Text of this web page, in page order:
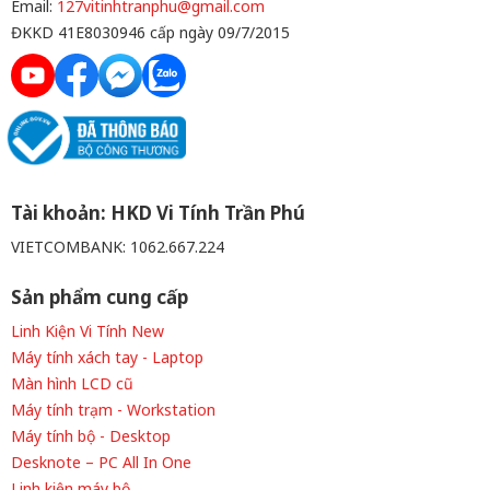
Audio Line out5 4 USB 3.0
ports - Downstream (4 at the
back) 2 USB 3.0 port -
Upstream Có sẵn USB 3.0 Hi-
Speed Hub (with 2 USB
upstream port and 4 USB
downstream ports) Loa
Speakers (9W x 2= 18W)
1xDisplayPort, 1xHDMI,
1xVGA, 1xSuperSpeed USB
Email: 127vitinhtranphu@gmail.com
ĐKKD 41E8030946 cấp ngày 09/7/2015
Tài khoản: HKD Vi Tính Trần Phú
VIETCOMBANK: 1062.667.224
Sản phẩm cung cấp
Linh Kiện Vi Tính New
Máy tính xách tay - Laptop
Màn hình LCD cũ
Máy tính trạm - Workstation
Máy tính bộ - Desktop
Desknote – PC All In One